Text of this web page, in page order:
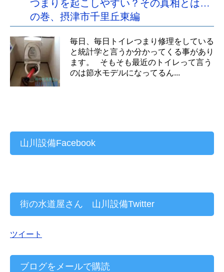
つまりを起こしやすい？その真相とは…
の巻、摂津市千里丘東編
毎日、毎日トイレつまり修理をしている
と統計学と言うか分かってくる事があり
ます。 そもそも最近のトイレって言う
のは節水モデルになってるん...
山川設備Facebook
街の水道屋さん 山川設備Twitter
ツイート
ブログをメールで購読